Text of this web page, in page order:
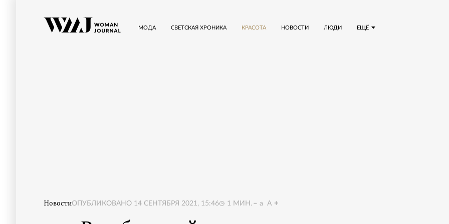
ЕЩЁ
МОДА СВЕТСКАЯ ХРОНИКА КРАСОТА НОВОСТИ ЛЮДИ
НовостиОПУБЛИКОВАНО 14 СЕНТЯБРЯ 2021, 15:46 1 МИН. a A